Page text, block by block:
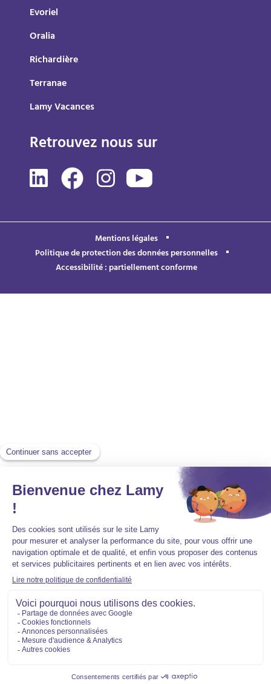
Evoriel
Oralia
Richardière
Terranae
Lamy Vacances
Retrouvez nous sur
Mentions légales
Politique de protection des données personnelles
Accessibilité : partiellement conforme